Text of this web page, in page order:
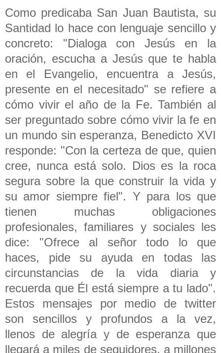
Como predicaba San Juan Bautista, su
Santidad lo hace con lenguaje sencillo y
concreto: "Dialoga con Jesús en la
oración, escucha a Jesús que te habla
en el Evangelio, encuentra a Jesús,
presente en el necesitado" se refiere a
cómo vivir el año de la Fe. También al
ser preguntado sobre cómo vivir la fe en
un mundo sin esperanza, Benedicto XVI
responde: "Con la certeza de que, quien
cree, nunca está solo. Dios es la roca
segura sobre la que construir la vida y
su amor siempre fiel". Y para los que
tienen muchas obligaciones
profesionales, familiares y sociales les
dice: "Ofrece al señor todo lo que
haces, pide su ayuda en todas las
circunstancias de la vida diaria y
recuerda que Él está siempre a tu lado".
Estos mensajes por medio de twitter
son sencillos y profundos a la vez,
llenos de alegría y de esperanza que
llegará a miles de seguidores, a millones